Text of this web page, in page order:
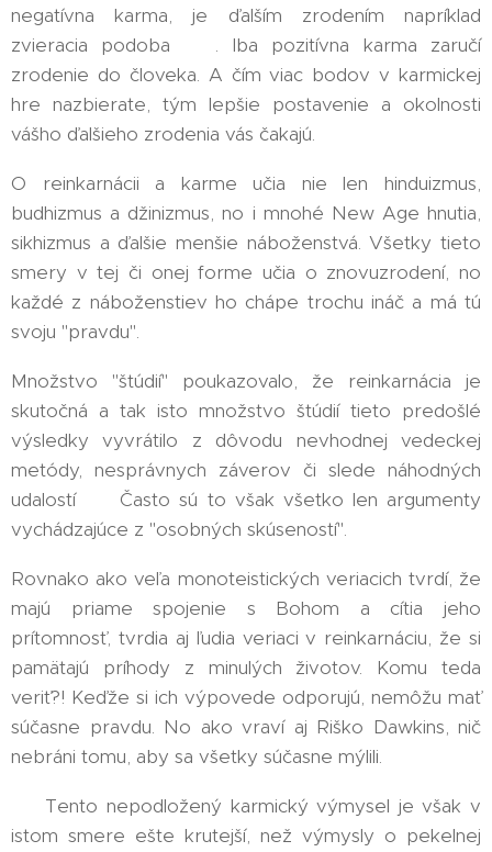
negatívna karma, je ďalším zrodením napríklad
zvieracia podoba 🐖. Iba pozitívna karma zaručí
zrodenie do človeka. A čím viac bodov v karmickej
hre nazbierate, tým lepšie postavenie a okolnosti
vášho ďalšieho zrodenia vás čakajú. ✌️
O reinkarnácii a karme učia nie len hinduizmus,
budhizmus a džinizmus, no i mnohé New Age hnutia,
sikhizmus a ďalšie menšie náboženstvá. Všetky tieto
smery v tej či onej forme učia o znovuzrodení, no
každé z náboženstiev ho chápe trochu ináč a má tú
svoju "pravdu".
Množstvo "štúdií" poukazovalo, že reinkarnácia je
skutočná a tak isto množstvo štúdií tieto predošlé
výsledky vyvrátilo z dôvodu nevhodnej vedeckej
metódy, nesprávnych záverov či slede náhodných
udalostí ❗ Často sú to však všetko len argumenty
vychádzajúce z "osobných skúseností".
Rovnako ako veľa monoteistických veriacich tvrdí, že
majú priame spojenie s Bohom a cítia jeho
prítomnosť, tvrdia aj ľudia veriaci v reinkarnáciu, že si
pamätajú príhody z minulých životov. Komu teda
veriť?! Keďže si ich výpovede odporujú, nemôžu mať
súčasne pravdu. No ako vraví aj Riško Dawkins, nič
nebráni tomu, aby sa všetky súčasne mýlili. 👍
⚠️ Tento nepodložený karmický výmysel je však v
istom smere ešte krutejší, než výmysly o pekelnej